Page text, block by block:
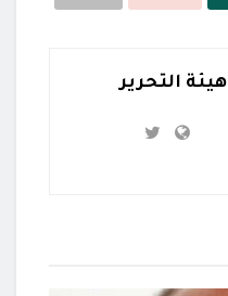
هيئة التحرير